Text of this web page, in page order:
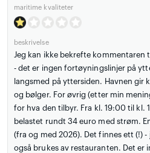
maritime kvaliteter
beskrivelse
Jeg kan ikke bekrefte kommentaren
- det er ingen fortøyningslinjer på
langsmed på yttersiden. Havnen gir
og bølger. For øvrig (etter min
for hva den tilbyr. Fra kl. 19:00 til kl.
belastet rundt 34 euro med strøm.
(fra og med 2026). Det finnes ett (!)
også brukes av restauranten. Det er